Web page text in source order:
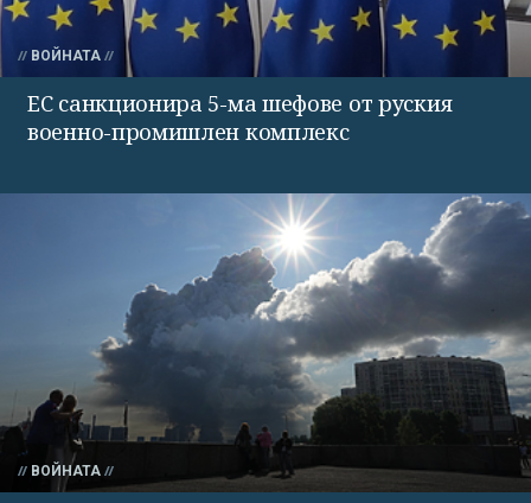
ВОЙНАТА
ЕС санкционира 5-ма шефове от руския
военно-промишлен комплекс
ВОЙНАТА